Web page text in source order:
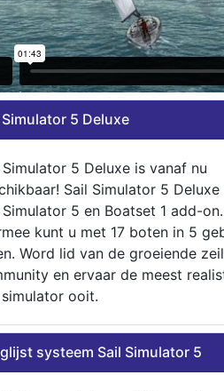
Simulator 5 Deluxe
Simulator 5 Deluxe is vanaf nu
Sail Simulator 5
Simulator 5 en Boatset 1 add-on.
kunt u met 17 boten in 5
Word lid van de groeiende zeil
en ervaar de meest
ooit.
systeem Sail Simulator 5